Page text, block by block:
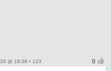
@ 18:08 • 123